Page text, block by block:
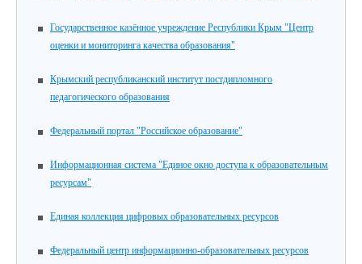
Государственное казённое учреждение Республики Крым "Центр
оценки и мониторинга качества образования"
Крымский республиканский институт постдипломного
педагогического образования
Федеральный портал "Российское образование"
Информационная система "Единое окно доступа к образовательным
ресурсам"
Единая коллекция цифровых образовательных ресурсов
Федеральный центр информационно-образовательных ресурсов